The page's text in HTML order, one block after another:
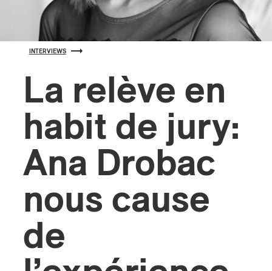
INTERVIEWS
La relève en
habit de jury:
Ana Drobac
nous cause
de